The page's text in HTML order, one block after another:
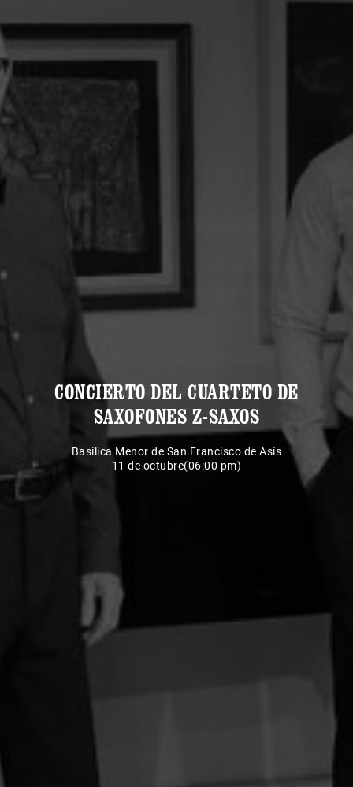
CONCIERTO DEL CUARTETO DE
SAXOFONES Z-SAXOS
Basílica Menor de San Francisco de Asís
11 de octubre(06:00 pm)